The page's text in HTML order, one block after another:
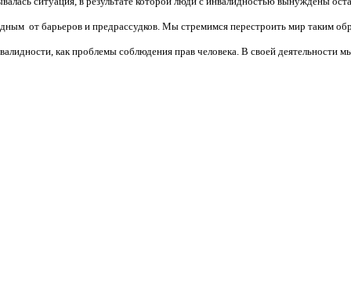
от барьеров и предрассудков. Мы стремимся перестроить мир таким
как проблемы соблюдения прав человека. В своей деятельности